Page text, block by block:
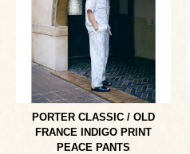
PORTER CLASSIC / OLD
FRANCE INDIGO PRINT
PEACE PANTS